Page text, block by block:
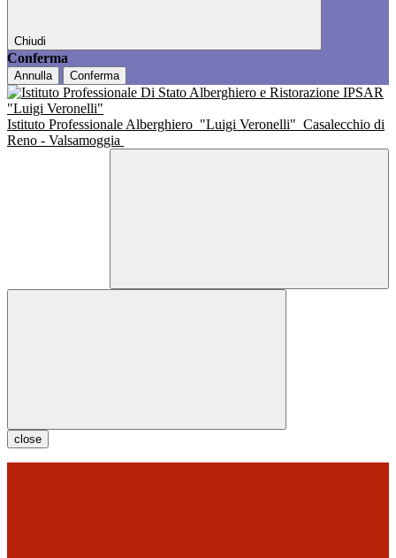
Chiudi
Conferma
Annulla Conferma
Istituto Professionale Alberghiero "Luigi Veronelli" Casalecchio di
Reno - Valsamoggia
close